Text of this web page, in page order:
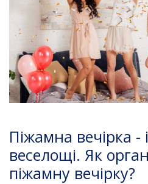
Піжамна вечірка -
веселощі. Як
піжамну вечірку?